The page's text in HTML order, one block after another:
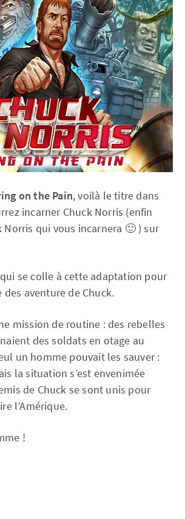
on the Pain, voilà le titre dans
incarner Chuck Norris (enfin
Norris qui vous incarnera 🙂 ) sur
qui se colle à cette adaptation pour
aventure de Chuck.
mission de routine : des rebelles
des soldats en otage au
un homme pouvait les sauver :
la situation s’est envenimée
de Chuck se sont unis pour
l’Amérique.
!